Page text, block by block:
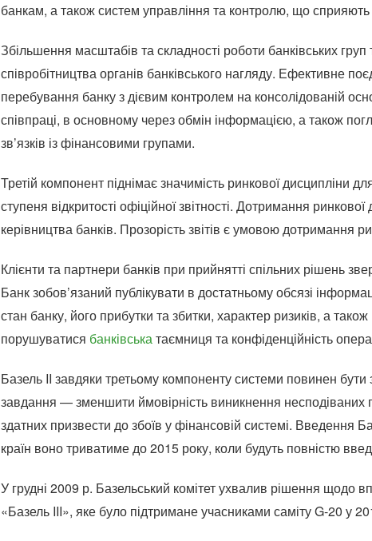
банкам, а також систем управління та контролю, що
Збільшення масштабів та складності роботи банківських
співробітництва органів банківського нагляду. Ефективне
перебування банку з дієвим контролем на консолідованій
співпраці, в основному через обмін інформацією, а також
зв’язків із фінансовими групами.
Третій компонент піднімає значимість ринкової
ступеня відкритості офіційної звітності. Дотримання
керівництва банків. Прозорість звітів є умовою дотримання
Клієнти та партнери банків при прийнятті спільних рішень
Банк зобов’язаний публікувати в достатньому обсязі
стан банку, його прибутки та збитки, характер ризиків, а
порушуватися банківськатаємниця та конфіденційність
Базель II завдяки третьому компоненту системи повинен
завдання — зменшити ймовірність виникнення несподіваних
здатних призвести до збоїв у фінансовій системі. Введення
країн воно триватиме до 2015 року, коли будуть повністю
У грудні 2009 р. Базельський комітет ухвалив рішення щодо
«Базель III», яке було підтримане учасниками саміту G-20 у